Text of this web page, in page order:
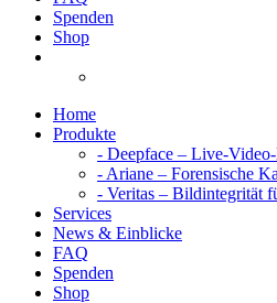
Spenden
Shop
Home
Produkte
- Deepface – Live-
- Ariane – Forensische
- Veritas – Bildintegrität
Services
News & Einblicke
FAQ
Spenden
Shop